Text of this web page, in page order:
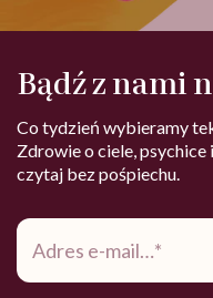
Bądź z nami
Co tydzień wybieramy
Zdrowie o ciele, psychice
czytaj bez pośpiechu.
Adres
mail*